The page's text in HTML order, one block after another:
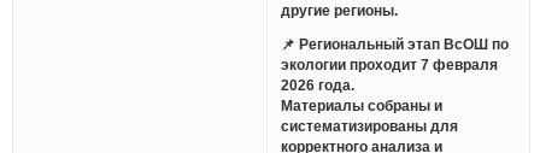
другие регионы.
📌 Региональный этап ВсОШ по
экологии проходит 7 февраля
2026 года.
Материалы собраны и
систематизированы для
корректного анализа и